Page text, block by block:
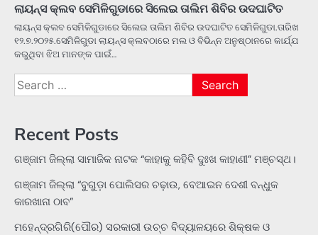
ଲାୟନ୍ସ କ୍ଲବ ସେମିଳିଗୁଡାରେ ସିଲେଇ ତାଲିମ ଶିବିର ଉଦଘାଟିତ
ଲାୟନ୍ସ କ୍ଲବ ସେମିଳିଗୁଡାରେ ସିଲେଇ ତାଲିମ ଶିବିର ଉଦଘାଟିତ ସେମିଳିଗୁଡା.ତାରିଖ
୧୨.୭.୨୦୨୫.ସେମିଳିଗୁଡା ଲାୟନ୍ସ କ୍ଲବଠାରେ ମଲ ଓ ବିଭିନ୍ନ ଅନୁଷ୍ଠାନରେ କାର୍ଯ୍ଯ
କରୁଥିବା ଝିଅ ମାନଙ୍କ ପାଇଁ…
Search
for:
Recent Posts
ଗଞ୍ଜାମ ଜିଲ୍ଲା ସାମାଜିକ ନାଟକ “କାହାକୁ କହିବି ଦୁଃଖ କାହାଣୀ” ମଞ୍ଚସ୍ଥ।
ଗଞ୍ଜାମ ଜିଲ୍ଲା “ବୁଗୁଡ଼ା ପୋଲିସର ଚଢ଼ାଉ, ବେଆଇନ ଦେଶୀ ବନ୍ଧୁକ
କାରଖାନା ଠାବ”
ମହେନ୍ଦ୍ରଗିରି(ପୌର) ସରକାରୀ ଉଚ୍ଚ ବିଦ୍ୟାଳୟରେ ଶିକ୍ଷକ ଓ